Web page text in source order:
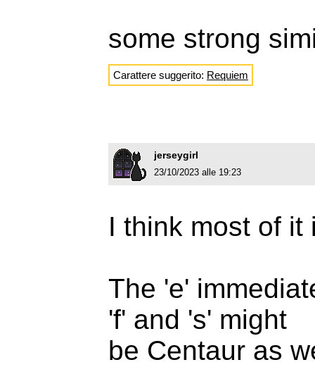
some strong
Carattere suggerito: Requiem
jerseygirl
23/10/2023 alle 19:23
I think most of it
The 'e'
'f' and 's' might
be Centaur as